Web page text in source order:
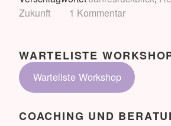
Zukunft
1 Kommentar
WARTELISTE
Warteliste Workshop
COACHING UND